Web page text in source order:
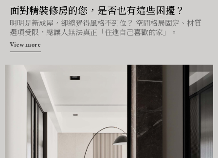
面對精裝修房的您，是否也有這些困擾？
明明是新成屋，卻總覺得風格不到位？ 空間格局固定、材質
選項受限，總讓人無法真正「住進自己喜歡的家」。
View more